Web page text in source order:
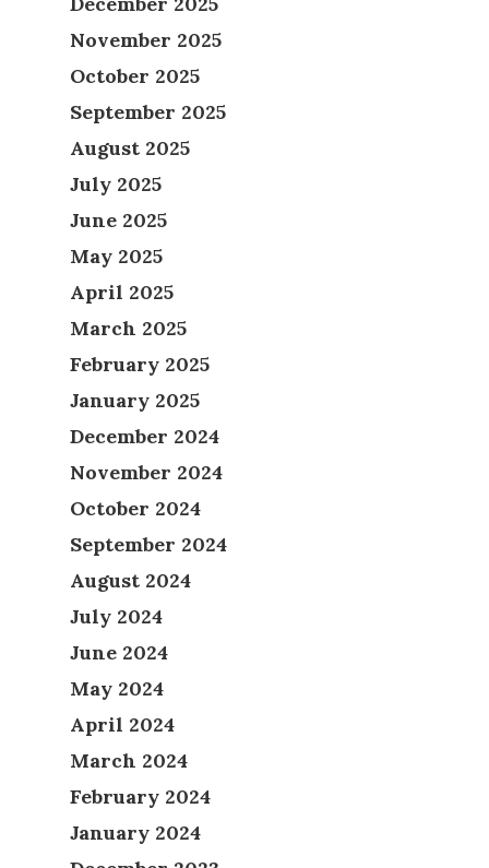
November 2025
October 2025
September 2025
August 2025
July 2025
June 2025
May 2025
April 2025
March 2025
February 2025
January 2025
December 2024
November 2024
October 2024
September 2024
August 2024
July 2024
June 2024
May 2024
April 2024
March 2024
February 2024
January 2024